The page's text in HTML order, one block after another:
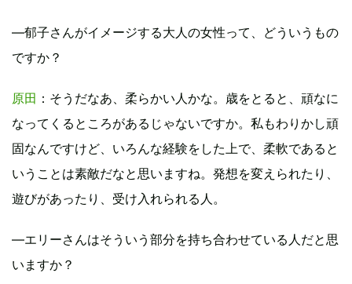
―郁子さんがイメージする大人の女性って、どういうもの
ですか？
原田 ：そうだなあ、柔らかい人かな。歳をとると、頑なに
なってくるところがあるじゃないですか。私もわりかし頑
固なんですけど、いろんな経験をした上で、柔軟であると
いうことは素敵だなと思いますね。発想を変えられたり、
遊びがあったり、受け入れられる人。
―エリーさんはそういう部分を持ち合わせている人だと思
いますか？